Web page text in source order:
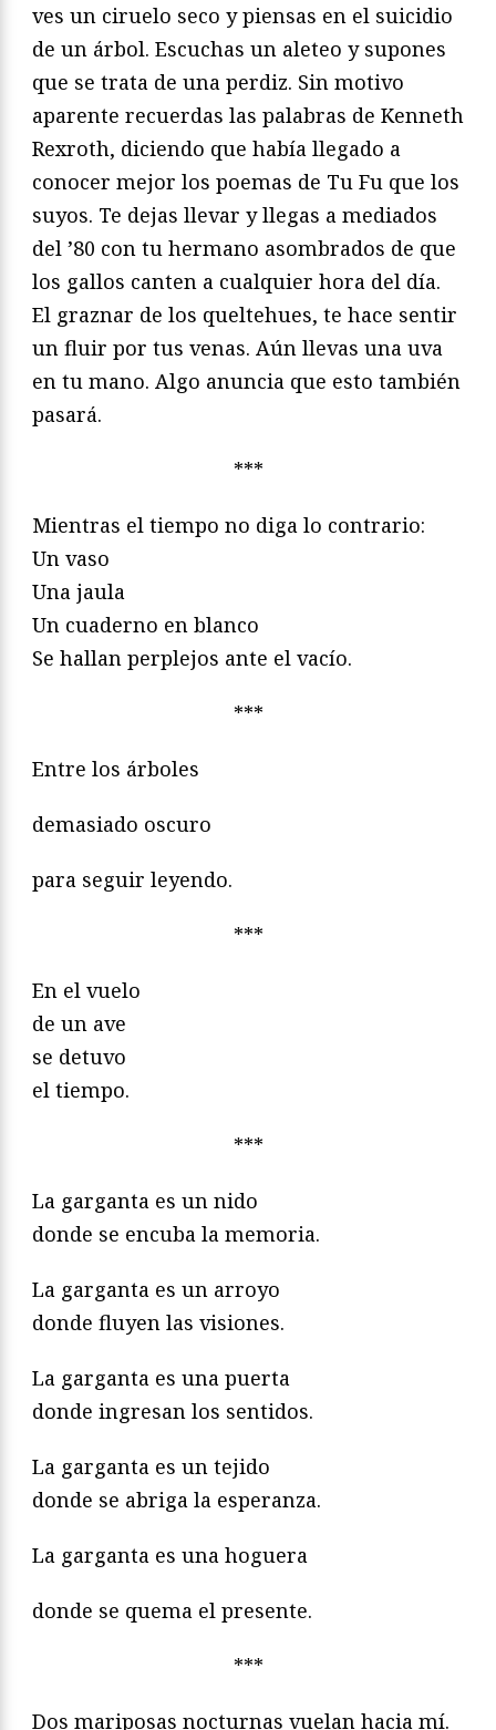
ves un ciruelo seco y piensas en el suicidio
de un árbol. Escuchas un aleteo y supones
que se trata de una perdiz. Sin motivo
aparente recuerdas las palabras de Kenneth
Rexroth, diciendo que había llegado a
conocer mejor los poemas de Tu Fu que los
suyos. Te dejas llevar y llegas a mediados
del ’80 con tu hermano asombrados de que
los gallos canten a cualquier hora del día.
El graznar de los queltehues, te hace sentir
un fluir por tus venas. Aún llevas una uva
en tu mano. Algo anuncia que esto también
pasará.
***
Mientras el tiempo no diga lo contrario:
Un vaso
Una jaula
Un cuaderno en blanco
Se hallan perplejos ante el vacío.
***
Entre los árboles
demasiado oscuro
para seguir leyendo.
***
En el vuelo
de un ave
se detuvo
el tiempo.
***
La garganta es un nido
donde se encuba la memoria.
La garganta es un arroyo
donde fluyen las visiones.
La garganta es una puerta
donde ingresan los sentidos.
La garganta es un tejido
donde se abriga la esperanza.
La garganta es una hoguera
donde se quema el presente.
***
Dos mariposas nocturnas vuelan hacia mí.